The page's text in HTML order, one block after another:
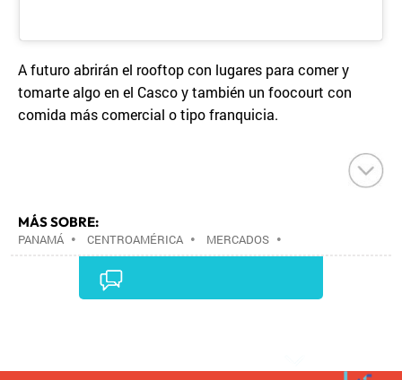
A futuro abrirán el rooftop con lugares para comer y
tomarte algo en el Casco y también un foocourt con
comida más comercial o tipo franquicia.
MÁS SOBRE:
PANAMÁ • CENTROAMÉRICA • MERCADOS •
ESTABLECIMIENTOS COMERCIALES•
LATINOAMÉRICA•
•